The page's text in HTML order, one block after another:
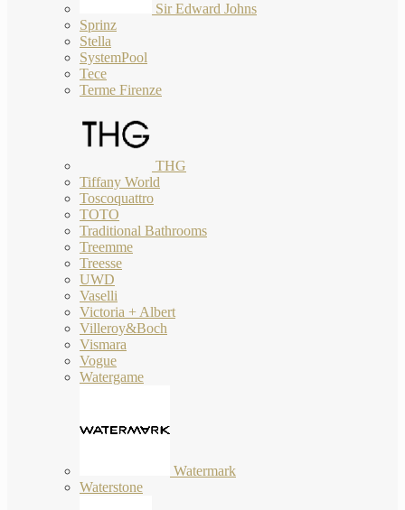
Sir Edward Johns
Sprinz
Stella
SystemPool
Tece
Terme Firenze
THG
Tiffany World
Toscoquattro
TOTO
Traditional Bathrooms
Treemme
Treesse
UWD
Vaselli
Victoria + Albert
Villeroy&Boch
Vismara
Vogue
Watergame
Watermark
Waterstone